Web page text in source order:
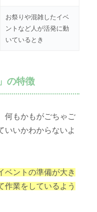
お祭りや混雑したイベ
ントなど人が活発に動
いているとき
の特徴
何もかもがごちゃご
いいかわからないよ
ベントの準備が大き
作業をしているよう